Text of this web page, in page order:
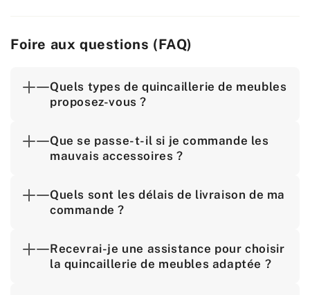
Foire aux questions (FAQ)
Quels types de quincaillerie de meubles
proposez-vous ?
Que se passe-t-il si je commande les
mauvais accessoires ?
Quels sont les délais de livraison de ma
commande ?
Recevrai-je une assistance pour choisir
la quincaillerie de meubles adaptée ?